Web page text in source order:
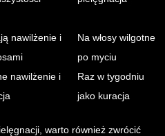
nawilżenie i
Na włosy wilgotne
po myciu
nawilżenie i
Raz w tygodniu
jako kuracja
warto również zwrócić